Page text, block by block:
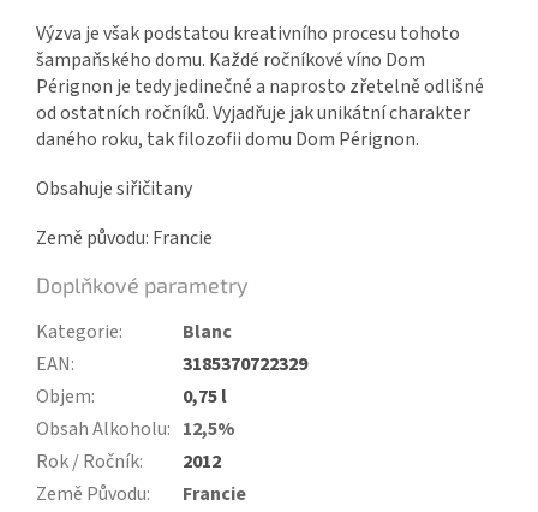
Výzva je však podstatou kreativního procesu tohoto
šampaňského domu. Každé ročníkové víno Dom
Pérignon je tedy jedinečné a naprosto zřetelně odlišné
od ostatních ročníků. Vyjadřuje jak unikátní charakter
daného roku, tak filozofii domu Dom Pérignon.
Obsahuje siřičitany
Země původu: Francie
Doplňkové parametry
Kategorie:
Blanc
EAN:
3185370722329
Objem:
0,75 l
Obsah Alkoholu: 12,5%
Rok / Ročník:
2012
Země Původu:
Francie